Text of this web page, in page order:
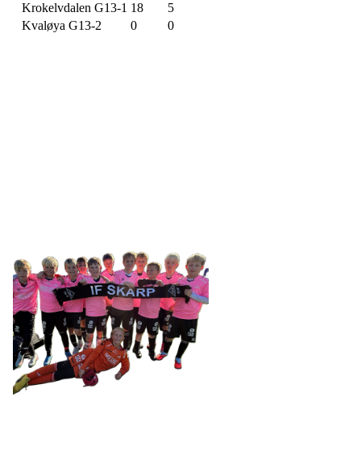
Krokelvdalen G13-1 18
5
Kvaløya G13-2
0 0